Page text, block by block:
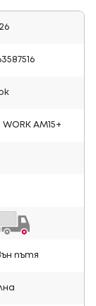
WORK AM15+
пътя